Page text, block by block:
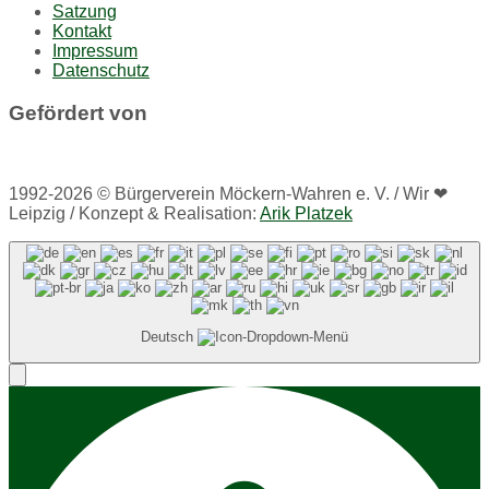
Satzung
Kontakt
Impressum
Datenschutz
Gefördert von
1992-2026 © Bürgerverein Möckern-Wahren e. V. / Wir ❤
Leipzig / Konzept & Realisation: Arik Platzek
Deutsch